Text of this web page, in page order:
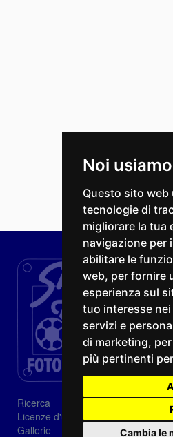
Noi
Questo sito web
tecnologie di
migliorare la tua
navigazione per
abilitare le
web, per fornire
esperienza sul
tuo interesse
servizi e
di marketing,
più pertinenti
Cambia le
Ricerca
Licenze d'utilizzo
Gallerie